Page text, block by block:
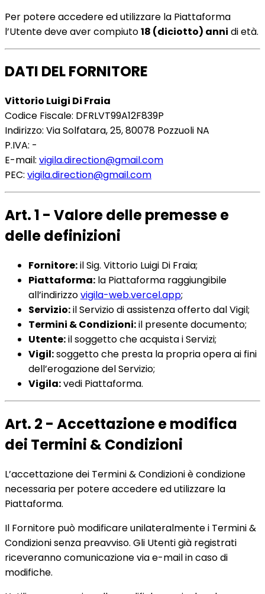
Per potere accedere ed utilizzare la Piattaforma
l’Utente deve aver compiuto18 (diciotto) anni di età.
DATI DEL FORNITORE
Vittorio Luigi Di Fraia
Codice Fiscale: DFRLVT99A12F839P
Indirizzo: Via Solfatara, 25, 80078 Pozzuoli NA
P.IVA: -
E-mail: vigila.direction@gmail.com
PEC: vigila.direction@gmail.com
Art. 1 - Valore delle premesse e
delle definizioni
Fornitore:il Sig. Vittorio Luigi Di Fraia;
Piattaforma: la Piattaforma raggiungibile
all’indirizzovigila-web.vercel.app;
Servizio:il Servizio di assistenza offerto dal Vigil;
Termini & Condizioni:il presente documento;
Utente:il soggetto che acquista i Servizi;
Vigil:soggetto che presta la propria opera ai fini
dell’erogazione del Servizio;
Vigila:vedi Piattaforma.
Art. 2 - Accettazione e modifica
dei Termini & Condizioni
L’accettazione dei Termini & Condizioni è condizione
necessaria per potere accedere ed utilizzare la
Piattaforma.
Il Fornitore può modificare unilateralmente i Termini &
Condizioni senza preavviso. Gli Utenti già registrati
riceveranno comunicazione via e-mail in caso di
modifiche.